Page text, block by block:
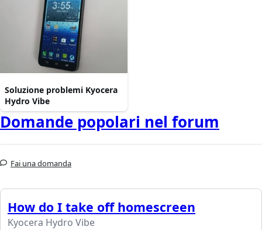
Soluzione problemi Kyocera
Hydro Vibe
Domande popolari nel forum
Fai una domanda
How do I take off homescreen
Kyocera Hydro Vibe